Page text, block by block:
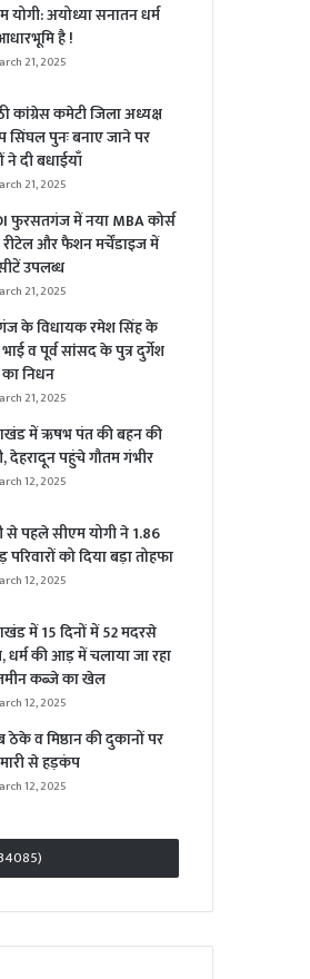
योगी: अयोध्या सनातन धर्म
है !
21, 2025
कांग्रेस कमेटी जिला अध्यक्ष
सिंघल पुनः बनाए जाने पर
ने दी बधाईयाँ
21, 2025
फुरसतगंज में नया MBA कोर्स
और फैशन मर्चेंडाइज में
उपलब्ध
21, 2025
के विधायक रमेश सिंह के
व पूर्व सांसद के पुत्र दुर्गेश
निधन
21, 2025
में ऋषभ पंत की बहन की
देहरादून पहुंचे गौतम गंभीर
12, 2025
से पहले सीएम योगी ने 1.86
परिवारों को दिया बड़ा तोहफा
12, 2025
में 15 दिनों में 52 मदरसे
धर्म की आड़ में चलाया जा रहा
कब्जे का खेल
12, 2025
ठेके व मिष्ठान की दुकानों पर
से हड़कंप
12, 2025